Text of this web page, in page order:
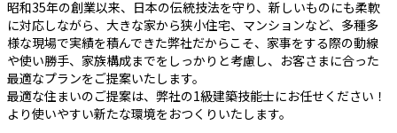
昭和35年の創業以来、日本の伝統技法を守り、新しいものにも柔軟
に対応しながら、大きな家から狭小住宅、マンションなど、多種多
様な現場で実績を積んできた弊社だからこそ、家事をする際の動線
や使い勝手、家族構成までをしっかりと考慮し、お客さまに合った
最適なプランをご提案いたします。
最適な住まいのご提案は、弊社の1級建築技能士にお任せください！
より使いやすい新たな環境をおつくりいたします。